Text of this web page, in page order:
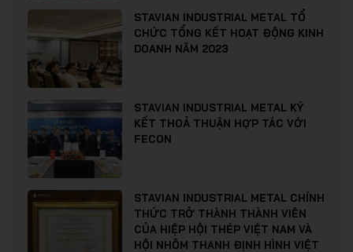
STAVIAN INDUSTRIAL METAL TỔ
CHỨC TỔNG KẾT HOẠT ĐỘNG KINH
DOANH NĂM 2023
STAVIAN INDUSTRIAL METAL KÝ
KẾT THOẢ THUẬN HỢP TÁC VỚI
FECON
STAVIAN INDUSTRIAL METAL CHÍNH
THỨC TRỞ THÀNH THÀNH VIÊN
CỦA HIỆP HỘI THÉP VIỆT NAM VÀ
HỘI NHÔM THANH ĐỊNH HÌNH VIỆT